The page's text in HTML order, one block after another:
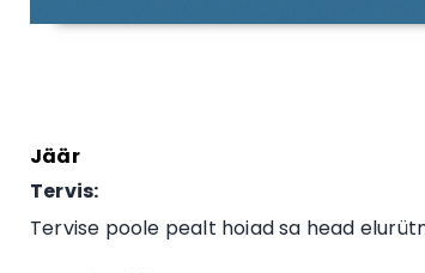
Jäär
Tervis:
Tervise poole pealt hoiad sa head